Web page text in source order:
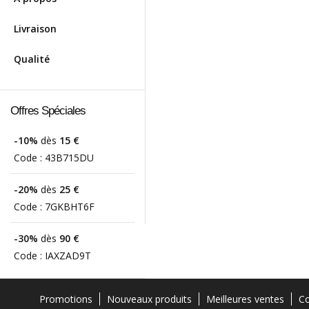
Livraison
Qualité
Offres Spéciales
-10% dès 15 €
Code : 43B715DU
-20% dès 25 €
Code : 7GKBHT6F
-30% dès 90 €
Code : IAXZAD9T
Promotions Nouveaux produits Meilleures ventes